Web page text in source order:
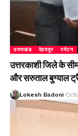
उत्तराखंड देहरादून पर्यटन
उत्तरकाशी जिले के
और सरुताल बुग्याल
Lokesh Badoni